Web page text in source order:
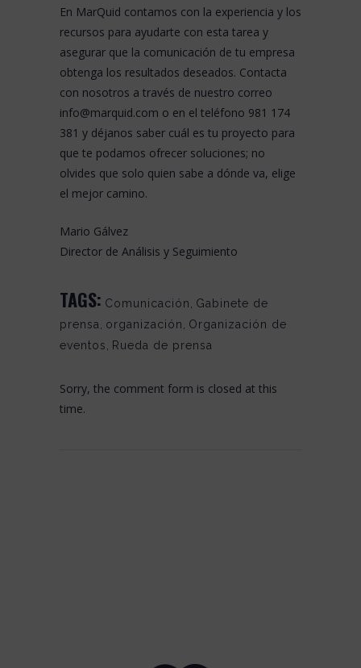
En MarQuid contamos con la experiencia y los
recursos para ayudarte con esta tarea y
asegurar que la comunicación de tu empresa
obtenga los resultados deseados. Contacta
con nosotros a través de nuestro correo
info@marquid.com o en el teléfono 981 174
381 y déjanos saber cuál es tu proyecto para
que te podamos ofrecer soluciones; no
olvides que solo quien sabe a dónde va, elige
el mejor camino.
Mario Gálvez
Director de Análisis y Seguimiento
TAGS: Comunicación
Gabinete de
prensa
organización
Organización de
eventos
Rueda de prensa
Sorry, the comment form is closed at this
time.